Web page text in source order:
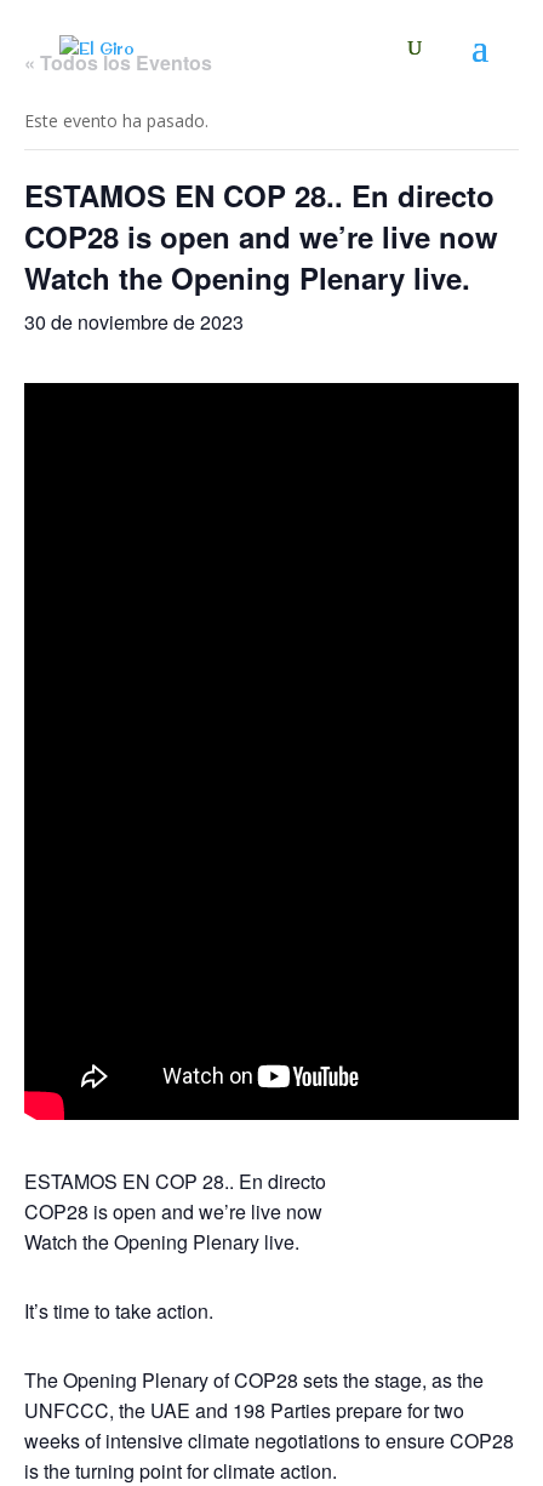
« Todos los Eventos
Este evento ha pasado.
ESTAMOS EN COP 28.. En directo
COP28 is open and we’re live now
Watch the Opening Plenary live.
30 de noviembre de 2023
ESTAMOS EN COP 28.. En directo
COP28 is open and we’re live now
Watch the Opening Plenary live.
It’s time to take action.
The Opening Plenary of COP28 sets the stage, as the
UNFCCC, the UAE and 198 Parties prepare for two
weeks of intensive climate negotiations to ensure COP28
is the turning point for climate action.